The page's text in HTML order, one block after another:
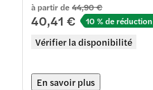
à partir de 44,90 €
40,41 € 10 % de réduction
Vérifier la disponibilité
En savoir plus